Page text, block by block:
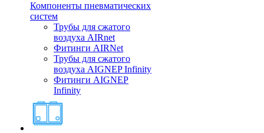
Компоненты пневматических
систем
Трубы для сжатого
воздуха AIRnet
Фитинги AIRNet
Трубы для сжатого
воздуха AIGNEP Infinity
Фитинги AIGNEP
Infinity